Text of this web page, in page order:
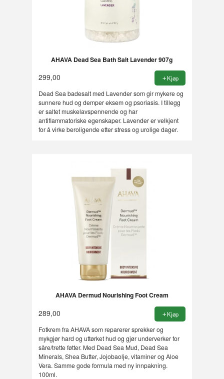
AHAVA Dead Sea Bath Salt Lavender 907g
299,00 Kjøp
Dead Sea badesalt med Lavender som gir mykere og
sunnere hud og demper eksem og psoriasis. I tillegg
er saltet muskelavspennende og har
antiflammatoriske egenskaper. Lavender er velkjent
for å virke beroligende etter stress og urolige dager.
AHAVA Dermud Nourishing Foot Cream
289,00 Kjøp
Fotkrem fra AHAVA som reparerer sprekker og
mykgjør hard og uttørket hud og gjør underverker for
såre/trette føtter. Med Dead Sea Mud, Dead Sea
Minerals, Shea Butter, Jojobaolje, vitaminer og Aloe
Vera. Samme gode formula med ny innpakning.
100ml.